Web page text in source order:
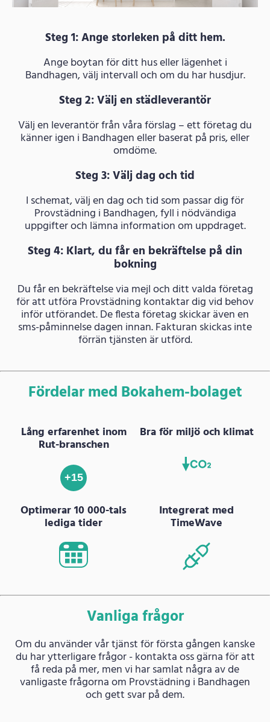
Steg 1: Ange storleken på ditt hem.
Ange boytan för ditt hus eller lägenhet i
Bandhagen, välj intervall och om du har husdjur.
Steg 2: Välj en städleverantör
Välj en leverantör från våra förslag – ett företag du
känner igen i Bandhagen eller baserat på pris, eller
omdöme.
Steg 3: Välj dag och tid
I schemat, välj en dag och tid som passar dig för
Provstädning i Bandhagen, fyll i nödvändiga
uppgifter och lämna information om uppdraget.
Steg 4: Klart, du får en bekräftelse på din
bokning
Du får en bekräftelse via mejl och ditt valda företag
för att utföra Provstädning kontaktar dig vid behov
inför utförandet. De flesta företag skickar även en
sms-påminnelse dagen innan. Fakturan skickas inte
förrän tjänsten är utförd.
Fördelar med Bokahem-bolaget
Lång erfarenhet inom
Rut-branschen
+15
Bra för miljö och klimat
Optimerar 10 000-tals
lediga tider
Integrerat med
TimeWave
Vanliga frågor
Om du använder vår tjänst för första gången kanske
du har ytterligare frågor - kontakta oss gärna för att
få reda på mer, men vi har samlat några av de
vanligaste frågorna om Provstädning i Bandhagen
och gett svar på dem.